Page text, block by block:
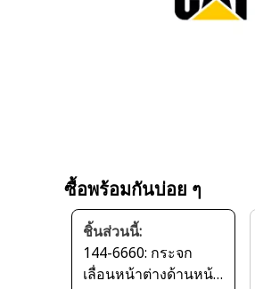
ซื้อพร้อมกันบ่อย ๆ
ชิ้นส่วนนี้:
144-6660: กระจก
เลื่อนหน้าต่างด้านหน้า